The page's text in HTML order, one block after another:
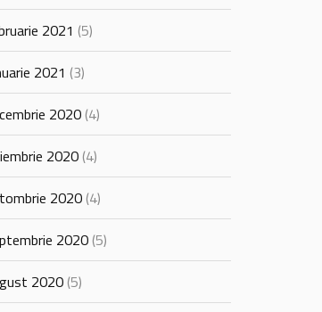
2021 (5)
2021 (3)
2020 (4)
2020 (4)
2020 (4)
2020 (5)
2020 (5)